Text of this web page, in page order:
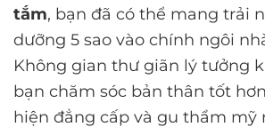
tắm, bạn đã có thể mang trải
dưỡng 5 sao vào chính ngôi
Không gian thư giãn lý tưởng
bạn chăm sóc bản thân tốt
hiện đẳng cấp và gu thẩm mỹ